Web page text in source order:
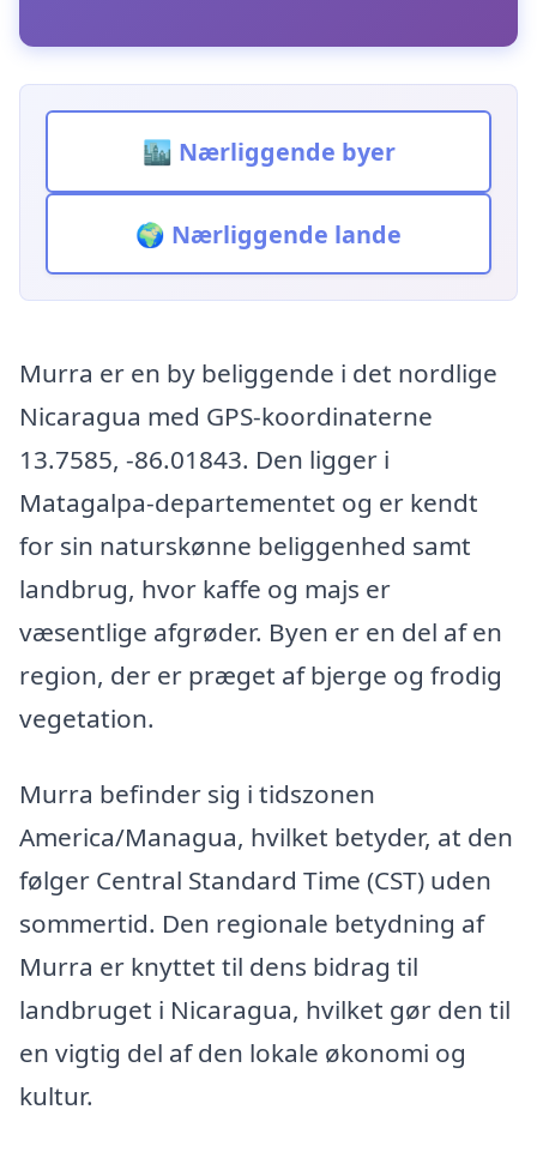
🏙️ Nærliggende byer
🌍 Nærliggende lande
Murra er en by beliggende i det nordlige
Nicaragua med GPS-koordinaterne
13.7585, -86.01843. Den ligger i
Matagalpa-departementet og er kendt
for sin naturskønne beliggenhed samt
landbrug, hvor kaffe og majs er
væsentlige afgrøder. Byen er en del af en
region, der er præget af bjerge og frodig
vegetation.
Murra befinder sig i tidszonen
America/Managua, hvilket betyder, at den
følger Central Standard Time (CST) uden
sommertid. Den regionale betydning af
Murra er knyttet til dens bidrag til
landbruget i Nicaragua, hvilket gør den til
en vigtig del af den lokale økonomi og
kultur.